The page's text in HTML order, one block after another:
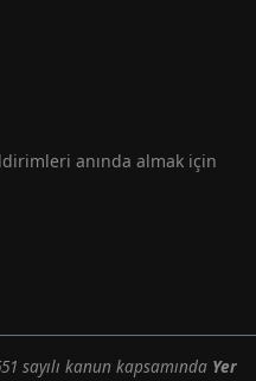
anında almak için
sayılı kanun kapsamında Yer